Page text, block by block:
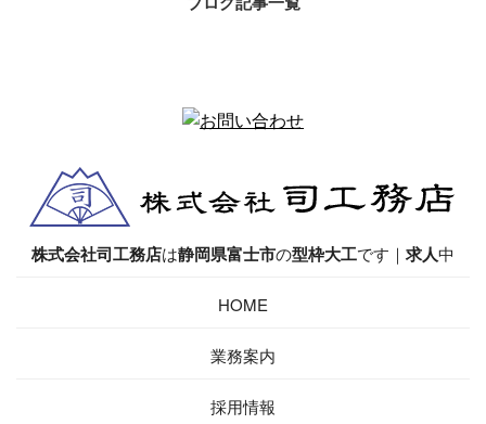
株式会社司工務店は静岡県富士市の型枠大工です｜ 求人中
HOME
業務案内
採用情報